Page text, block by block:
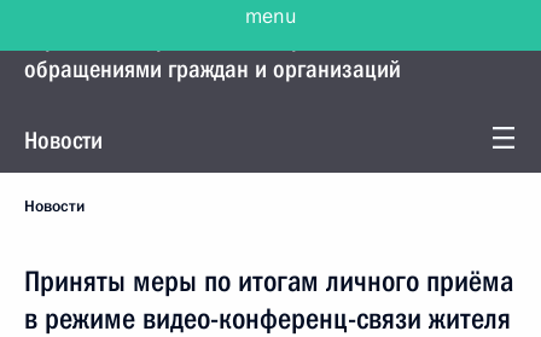
обращениями граждан и организаций
Новости
Новости
Приняты меры по итогам личного приёма
в режиме видео-конференц-связи жителя